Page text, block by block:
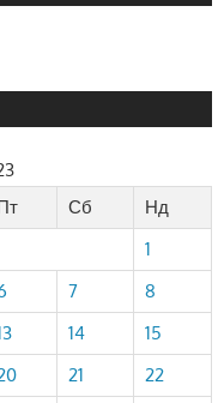
Сб
Нд
1
7
8
14
15
21
22